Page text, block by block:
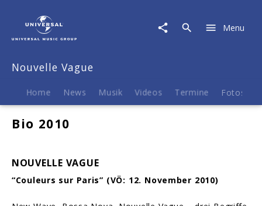
Biografie
Menu
Nouvelle Vague
Home News Musik Videos Termine Fotos
Bio 2010
NOUVELLE VAGUE
“Couleurs sur Paris” (VÖ: 12. November 2010)